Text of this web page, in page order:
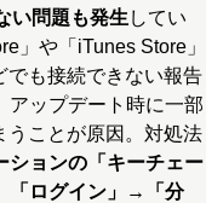
い問題も発生 してい
」や「iTunes Store」
でも接続できない報告
アップデート時に一部
うことが原因。対処法
ションの「キーチェー
「ログイン」→「分